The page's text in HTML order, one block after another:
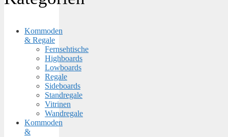
Kommoden
& Regale
Fernsehtische
Highboards
Lowboards
Regale
Sideboards
Standregale
Vitrinen
Wandregale
Kommoden
&